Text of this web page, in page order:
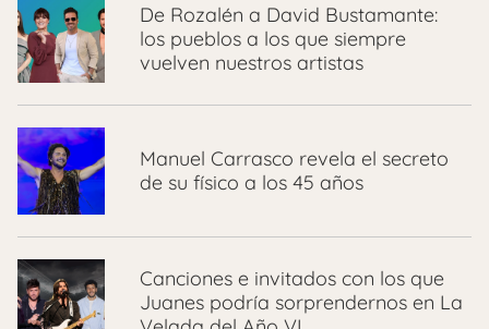
De Rozalén a David Bustamante:
los pueblos a los que siempre
vuelven nuestros artistas
Manuel Carrasco revela el secreto
de su físico a los 45 años
Canciones e invitados con los que
Juanes podría sorprendernos en La